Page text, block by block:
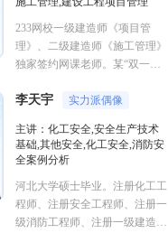
233网校一级建造师《项目管
理》、二级建造师《施工管理》
独家签约网课老师。某“双一
国家一级注册建造师、造价师。
李天宇 实力派偶像
主讲：化工安全,安全生产技术
基础,其他安全,化工安全,消防安
全案例分析
河北大学硕士毕业。注册化工工
程师、注册安全工程师、注册一
级消防工程师、注册一级建造